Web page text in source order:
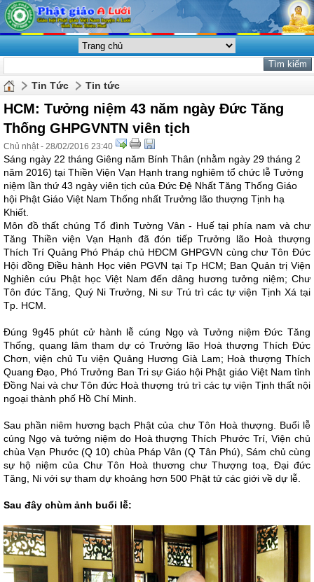
Tin Tức Tin tức
HCM: Tưởng niệm 43 năm ngày Đức Tăng
Thống GHPGVNTN viên tịch
Chủ nhật - 28/02/2016 23:40
Sáng ngày 22 tháng Giêng năm Bính Thân (nhằm ngày 29 tháng 2
năm 2016) tại Thiền Viện Vạn Hạnh trang nghiêm tổ chức lễ Tưởng
niệm lần thứ 43 ngày viên tịch của Đức Đệ Nhất Tăng Thống Giáo
hội Phật Giáo Việt Nam Thống nhất Trưởng lão thượng Tịnh hạ
Khiết.
Môn đồ thất chúng Tổ đình Tường Vân - Huế tại phía nam và chư
Tăng Thiền viện Vạn Hạnh đã đón tiếp Trưởng lão Hoà thượng
Thích Trí Quảng Phó Pháp chủ HĐCM GHPGVN cùng chư Tôn Đức
Hội đồng Điều hành Học viên PGVN tại Tp HCM; Ban Quản trị Viện
Nghiên cứu Phật học Việt Nam đến dâng hương tưởng niệm; Chư
Tôn đức Tăng, Quý Ni Trưởng, Ni sư Trú trì các tự viện Tịnh Xá tại
Tp. HCM.
Đúng 9g45 phút cử hành lễ cúng Ngọ và Tưởng niệm Đức Tăng
Thống, quang lâm tham dự có Trưởng lão Hoà thượng Thích Đức
Chơn, viện chủ Tu viện Quảng Hương Già Lam; Hoà thượng Thích
Quang Đạo, Phó Trưởng Ban Tri sự Giáo hội Phật giáo Việt Nam tỉnh
Đồng Nai và chư Tôn đức Hoà thượng trú trì các tự viện Tịnh thất nội
ngoại thành phố Hồ Chí Minh.
Sau phần niêm hương bạch Phật của chư Tôn Hoà thượng. Buổi lễ
cúng Ngọ và tưởng niệm do Hoà thượng Thích Phước Trí, Viện chủ
chùa Vạn Phước (Q 10) chùa Pháp Vân (Q Tân Phú), Sám chủ cùng
sự hộ niệm của Chư Tôn Hoà thương chư Thượng toạ, Đại đức
Tăng, Ni với sự tham dự khoảng hơn 500 Phật tử các giới về dự lễ.
Sau đây chùm ảnh buổi lễ: